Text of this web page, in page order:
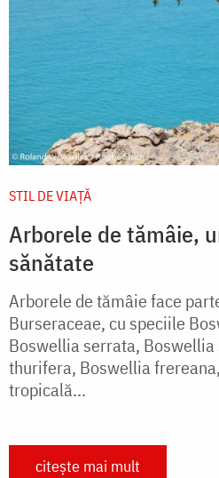
STIL DE VIAŢĂ
Arborele de tămâie,
sănătate
Arborele de tămâie face
Burseraceae, cu speciile
Boswellia serrata,
thurifera, Boswellia
tropicală...
citește mai mult